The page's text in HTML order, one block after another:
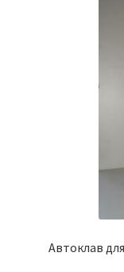
Автоклав